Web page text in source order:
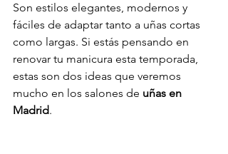
Son estilos elegantes, modernos y
fáciles de adaptar tanto a uñas cortas
como largas. Si estás pensando en
renovar tu manicura esta temporada,
estas son dos ideas que veremos
mucho en los salones de uñas en
Madrid.